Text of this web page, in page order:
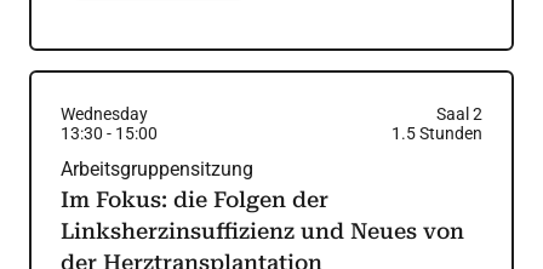
Wednesday
Saal 2
13:30 - 15:00 1.5Stunden
Arbeitsgruppensitzung
Im Fokus: die Folgen der
Linksherzinsuffizienz und Neues von
der Herztransplantation